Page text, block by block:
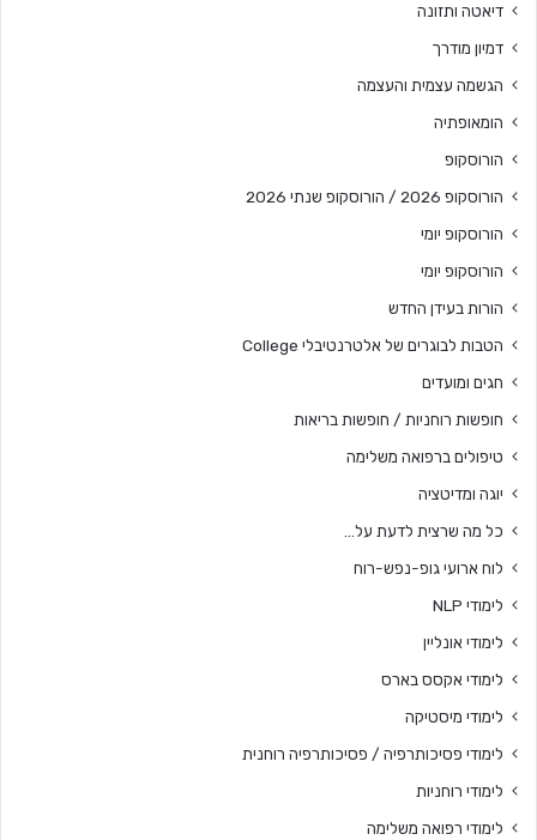
דיאטה ותזונה
דמיון מודרך
הגשמה עצמית והעצמה
הומאופתיה
הורוסקופ
הורוסקופ 2026 / הורוסקופ שנתי 2026
הורוסקופ יומי
הורוסקופ יומי
הורות בעידן החדש
הטבות לבוגרים של אלטרנטיבלי College
חגים ומועדים
חופשות רוחניות / חופשות בריאות
טיפולים ברפואה משלימה
יוגה ומדיטציה
כל מה שרצית לדעת על…
לוח ארועי גופ-נפש-רוח
לימודי NLP
לימודי אונליין
לימודי אקסס בארס
לימודי מיסטיקה
לימודי פסיכותרפיה / פסיכותרפיה רוחנית
לימודי רוחניות
לימודי רפואה משלימה